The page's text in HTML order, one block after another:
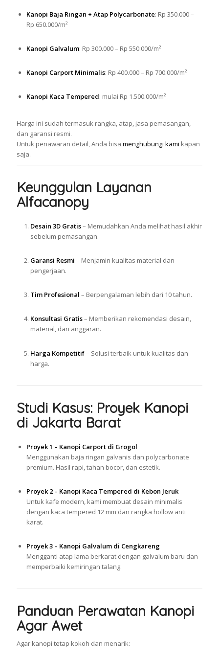
Kanopi Baja Ringan + Atap Polycarbonate: Rp 350.000 –
Rp 650.000/m²
Kanopi Galvalum: Rp 300.000 – Rp 550.000/m²
Kanopi Carport Minimalis: Rp 400.000 – Rp 700.000/m²
Kanopi Kaca Tempered: mulai Rp 1.500.000/m²
Harga ini sudah termasuk rangka, atap, jasa pemasangan,
dan garansi resmi.
Untuk penawaran detail, Anda bisa menghubungi kami kapan
saja.
Keunggulan Layanan
Alfacanopy
Desain 3D Gratis– Memudahkan Anda melihat hasil akhir
sebelum pemasangan.
Garansi Resmi – Menjamin kualitas material dan
pengerjaan.
Tim Profesional – Berpengalaman lebih dari 10 tahun.
Konsultasi Gratis– Memberikan rekomendasi desain,
material, dan anggaran.
Harga Kompetitif– Solusi terbaik untuk kualitas dan
harga.
Studi Kasus: Proyek Kanopi
di Jakarta Barat
Proyek 1 – Kanopi Carport di Grogol
Menggunakan baja ringan galvanis dan polycarbonate
premium. Hasil rapi, tahan bocor, dan estetik.
Proyek 2 – Kanopi Kaca Tempered di Kebon Jeruk
Untuk kafe modern, kami membuat desain minimalis
dengan kaca tempered 12 mm dan rangka hollow anti
karat.
Proyek 3 – Kanopi Galvalum di Cengkareng
Mengganti atap lama berkarat dengan galvalum baru dan
memperbaiki kemiringan talang.
Panduan Perawatan Kanopi
Agar Awet
Agar kanopi tetap kokoh dan menarik: